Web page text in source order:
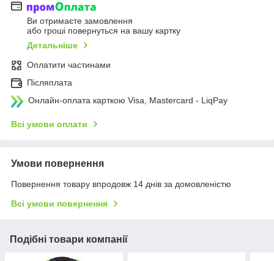
Ви отримаєте замовлення
або гроші повернуться на вашу картку
Детальніше
Оплатити частинами
Післяплата
Онлайн-оплата карткою Visa, Mastercard - LiqPay
Всі умови оплати
Умови повернення
Повернення товару впродовж 14 днів за домовленістю
Всі умови повернення
Подібні товари компанії